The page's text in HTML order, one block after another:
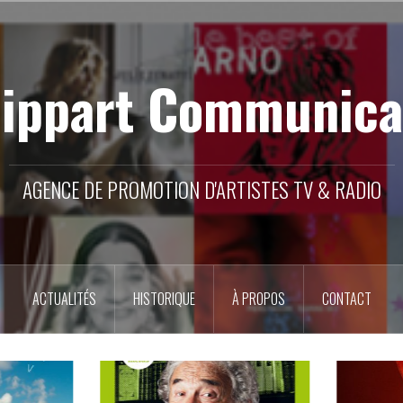
AGENCE DE PROMOTION D'ARTISTES TV & RADIO
ACTUALITÉS HISTORIQUE À PROPOS CONTACT